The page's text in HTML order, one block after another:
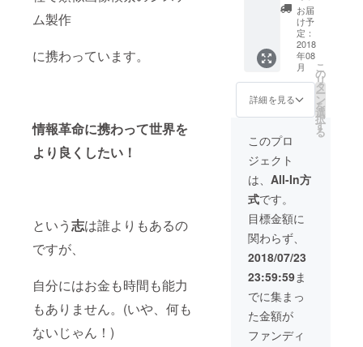
ム製作
に携わっています。
情報革命に携わって世界を
より良くしたい！
という志は誰よりもあるの
ですが、
自分にはお金も時間も能力
もありません。(いや、何も
ないじゃん！)
れませ
んが、
支援を
してく
ださっ
たあな
たに
は、
メール
アドレ
スの方
に感謝
の気持
ちを込
めて
メッ
セージ
を書か
せて頂
きま
す。
お届
け予
定：
2018
年08
月
詳細を見る
こ
の
リ
タ
ー
ン
を
選
択
す
る
このプロ
ジェクト
は、 All-In方
式です。
目標金額に
関わらず、
2018/07/23
23:59:59ま
でに集まっ
た金額が
ファンディ